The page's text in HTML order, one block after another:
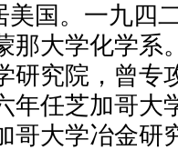
美国。一九四
那大学化学系
研究院，曾专
年任芝加哥大
哥大学冶金研